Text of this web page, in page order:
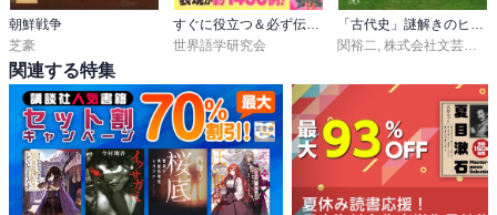
朝鮮戦争
芝豪
すぐに役立つ＆必ず伝わる簡単便利な韓国語会話集
世界語学研究会
「古代史」謎解きのヒント
関裕二, 株式会社文芸社
関連する特集